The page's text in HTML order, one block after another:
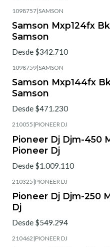
1098757|SAMSON
Samson Mxp124fx
Samson
Desde $342.710
1098759|SAMSON
Samson Mxp144fx
Samson
Desde $471.230
210055 |PIONEER DJ
Pioneer Dj Djm-450
Pioneer Dj
Desde $1.009.110
210325 |PIONEER DJ
Pioneer Dj Djm-250
Dj
Desde $549.294
210462 |PIONEER DJ